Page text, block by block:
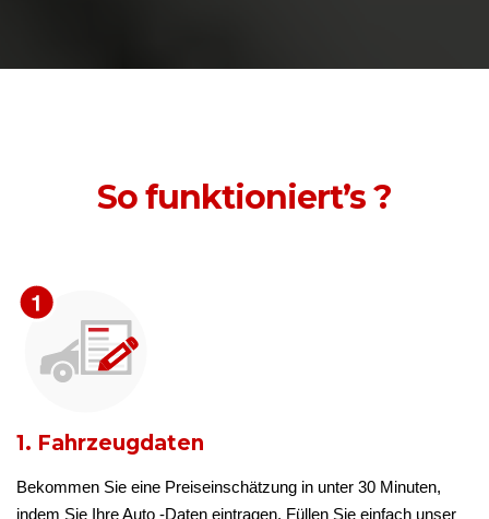
So funktioniert’s ?
1. Fahrzeugdaten
Bekommen Sie eine Preiseinschätzung in unter 30 Minuten,
indem Sie Ihre Auto -Daten eintragen. Füllen Sie einfach unser